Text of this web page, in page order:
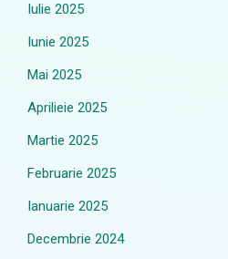
Iulie 2025
Iunie 2025
Mai 2025
Aprilieie 2025
Martie 2025
Februarie 2025
Ianuarie 2025
Decembrie 2024